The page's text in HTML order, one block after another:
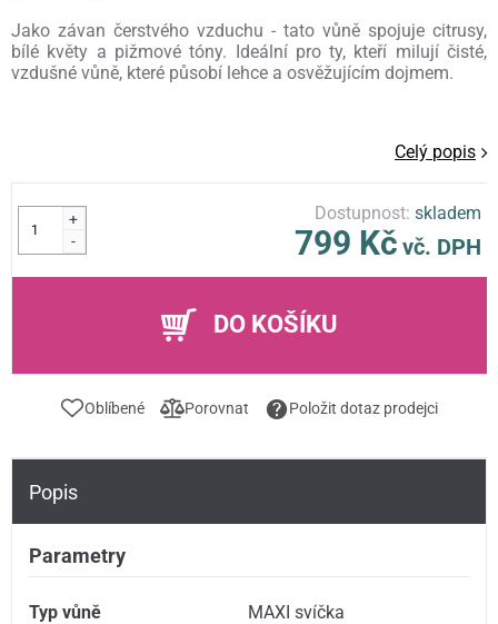
Jako závan čerstvého vzduchu - tato vůně spojuje citrusy,
bílé květy a pižmové tóny. Ideální pro ty, kteří milují čisté,
vzdušné vůně, které působí lehce a osvěžujícím dojmem.
Celý popis
+
-
Dostupnost:skladem
799 Kč vč. DPH
DO KOŠÍKU
Oblíbené Porovnat Položit dotaz prodejci
Popis
Parametry
Typ vůně
MAXI svíčka